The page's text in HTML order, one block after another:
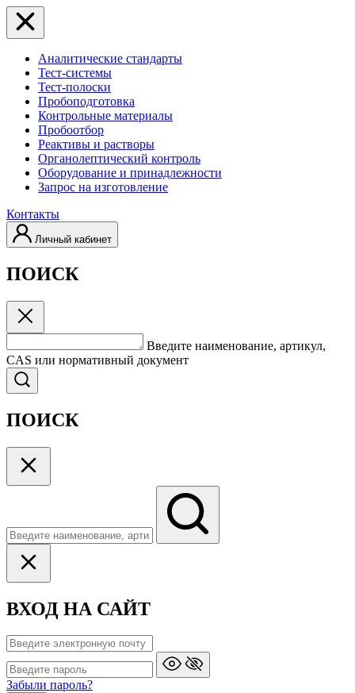
Аналитические стандарты
Тест-системы
Тест-полоски
Пробоподготовка
Контрольные материалы
Пробоотбор
Реактивы и растворы
Органолептический контроль
Оборудование и принадлежности
Запрос на изготовление
Контакты
Личный кабинет
ПОИСК
Введите наименование, артикул,
CAS или нормативный документ
ПОИСК
ВХОД НА САЙТ
Забыли пароль?